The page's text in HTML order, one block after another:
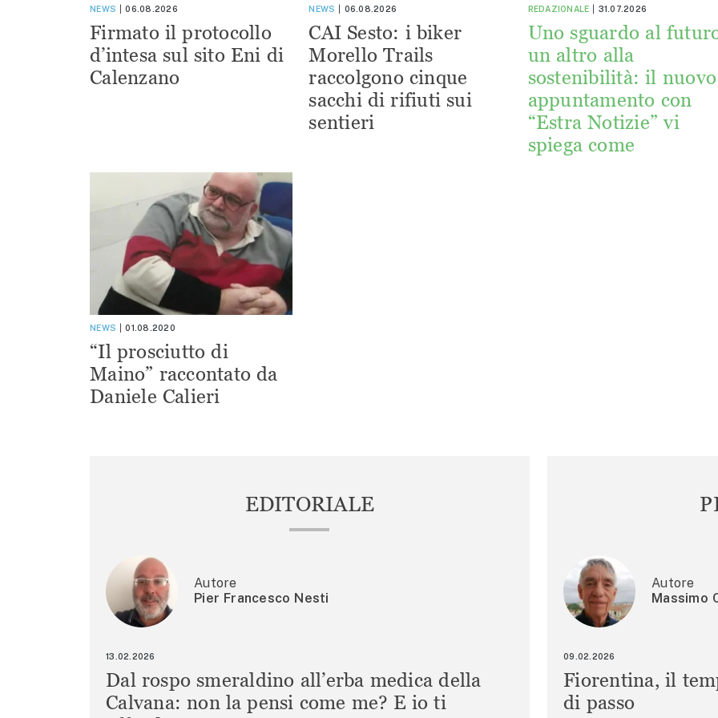
NEWS 06.08.2026
Firmato il protocollo
d’intesa sul sito Eni di
Calenzano
NEWS 06.08.2026
CAI Sesto: i biker
Morello Trails
raccolgono cinque
sacchi di rifiuti sui
sentieri
REDAZIONALE 31.07.2026
Uno sguardo al
un altro alla
sostenibilità: il nuovo
appuntamento con
“Estra Notizie” vi
spiega come
NEWS 01.08.2020
“Il prosciutto di
Maino” raccontato da
Daniele Calieri
EDITORIALE
Autore
Pier Francesco Nesti
13.02.2026
Dal rospo smeraldino all’erba medica della
Calvana: non la pensi come me? E io ti
Autore
Massimo
09.02.2026
Fiorentina, il
di passo